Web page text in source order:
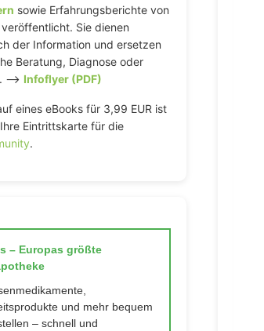
sowie Erfahrungsberichte von
Sie dienen
der Information und ersetzen
Beratung, Diagnose oder
–> Infoflyer (PDF)
eines eBooks für 3,99 EUR ist
Eintrittskarte für die
.
– Europas größte
und mehr bequem
– schnell und